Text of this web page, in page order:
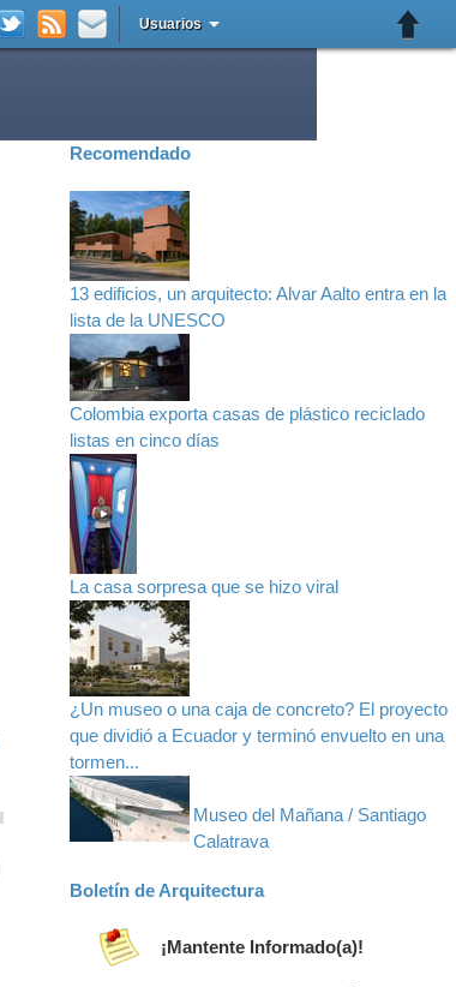
Usuarios
Recomendado
13 edificios, un arquitecto: Alvar Aalto entra en la
lista de la UNESCO
Colombia exporta casas de plástico reciclado
listas en cinco días
La casa sorpresa que se hizo viral
¿Un museo o una caja de concreto? El proyecto
que dividió a Ecuador y terminó envuelto en una
tormen...
Museo del Mañana / Santiago
Calatrava
Boletín de Arquitectura
¡Mantente Informado(a)!